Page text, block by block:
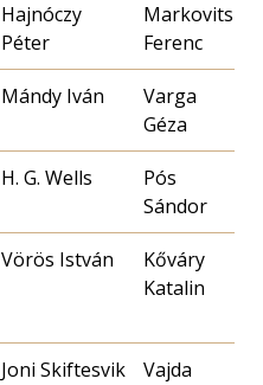
Hajnóczy
Péter
Markovits
Ferenc
Mándy Iván
Varga
Géza
H. G. Wells
Pós
Sándor
Vörös István
Kőváry
Katalin
Joni Skiftesvik Vajda